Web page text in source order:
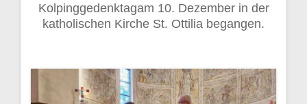
Kolpinggedenktagam 10. Dezember in der
katholischen Kirche St. Ottilia begangen.